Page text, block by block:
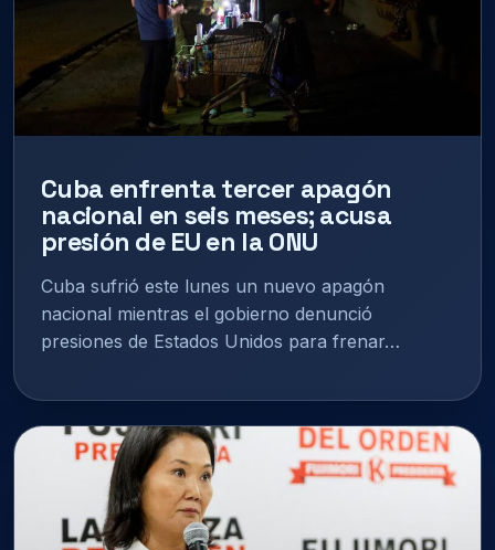
Cuba enfrenta tercer apagón
nacional en seis meses; acusa
presión de EU en la ONU
Cuba sufrió este lunes un nuevo apagón
nacional mientras el gobierno denunció
presiones de Estados Unidos para frenar…